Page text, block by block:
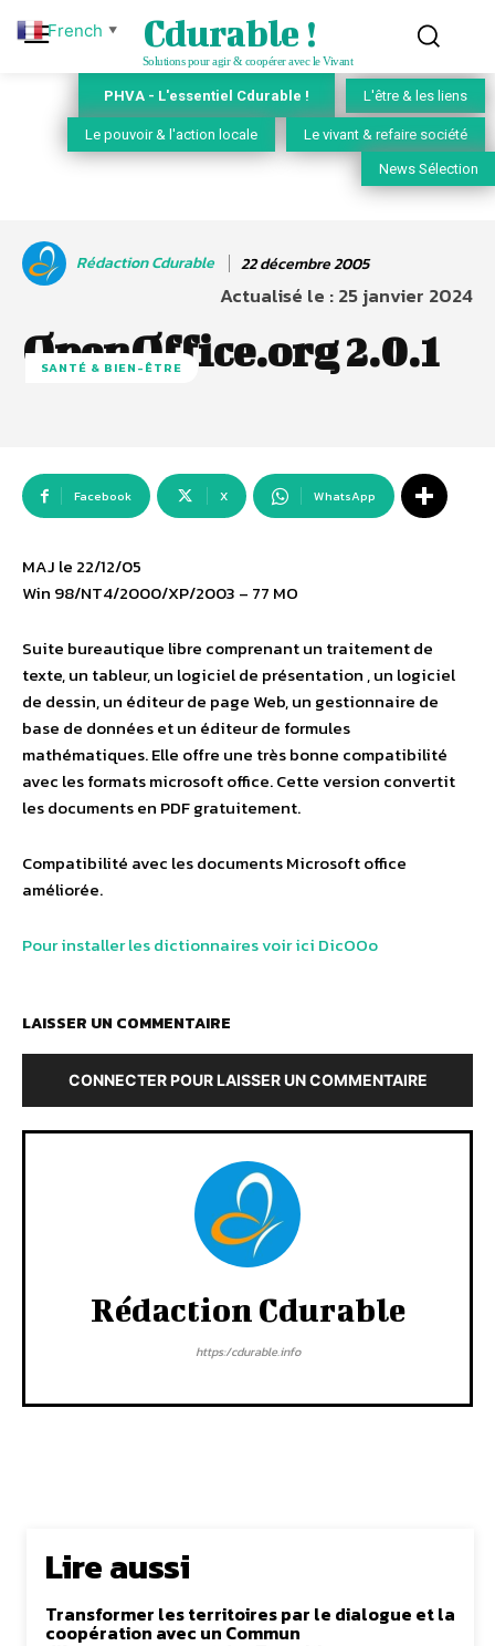
Cdurable !
Solutions pour agir & coopérer avec le Vivant
PHVA - L'essentiel Cdurable ! L'être & les liens
Le pouvoir & l'action locale Le vivant & refaire société
News Sélection
Rédaction Cdurable 22 décembre 2005
Actualisé le :25 janvier 2024
OpenOffice.org 2.0.1
SANTÉ & BIEN-ÊTRE
Facebook X WhatsApp
MAJ le 22/12/05
Win 98/NT4/2000/XP/2003 – 77 MO
Suite bureautique libre comprenant un traitement de
texte, un tableur, un logiciel de présentation , un logiciel
de dessin, un éditeur de page Web, un gestionnaire de
base de données et un éditeur de formules
mathématiques. Elle offre une très bonne compatibilité
avec les formats microsoft office. Cette version convertit
les documents en PDF gratuitement.
Compatibilité avec les documents Microsoft office
améliorée.
Pour installer les dictionnaires voir ici DicOOo
LAISSER UN COMMENTAIRE
CONNECTER POUR LAISSER UN COMMENTAIRE
Rédaction Cdurable
https:/cdurable.info
Lire aussi
Transformer les territoires par le dialogue et la
coopération avec un Commun
French ▼